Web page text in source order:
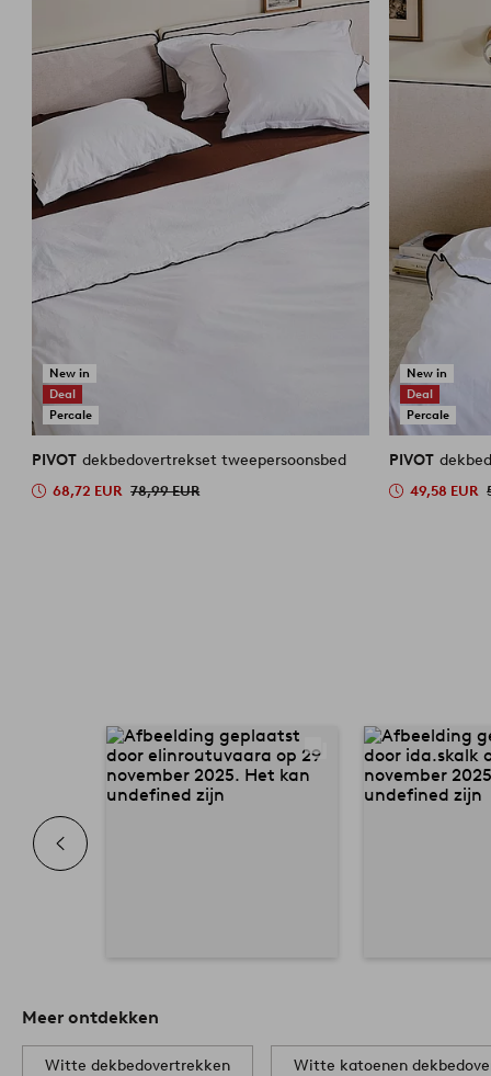
New in
Deal
Percale
PIVOT dekbedovertrekset tweepersoonsbed
68,72 EUR 78,99 EUR
New in
Deal
Percale
PIVOT
49,58 EUR
Meer ontdekken
Witte dekbedovertrekken Witte katoenen